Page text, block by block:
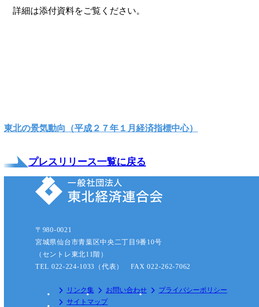
詳細は添付資料をご覧ください。
東北の景気動向（平成２７年１月経済指標中心）
プレスリリース一覧に戻る
〒980-0021
宮城県仙台市青葉区中央二丁目9番10号
（セントレ東北11階）
TEL 022-224-1033（代表） FAX 022-262-7062
リンク集 お問い合わせ
プライバシーポリシー
サイトマップ